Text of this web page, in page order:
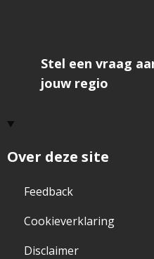
Over deze site
Feedback
Cookieverklaring
Disclaimer
Stel een vraag
jouw regio